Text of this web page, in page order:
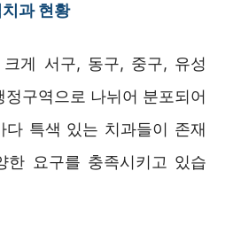
과 현황
게 서구, 동구, 중구, 유성
구역으로 나뉘어 분포되어
다 특색 있는 치과들이 존재
한 요구를 충족시키고 있습